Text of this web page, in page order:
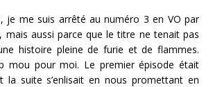
je me suis arrêté au numéro 3 en VO par
mais aussi parce que le titre ne tenait pas
histoire pleine de furie et de flammes.
mou pour moi. Le premier épisode était
la suite s’enlisait en nous promettant en